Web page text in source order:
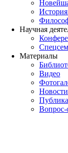
История
Научная
Материалы
Видео
Новости
Вопрос-